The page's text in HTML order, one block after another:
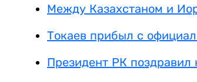
Между Казахстаном и
Токаев прибыл с
Президент РК